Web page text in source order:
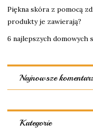
Piękna skóra z pomocą
produkty je zawierają?
6 najlepszych domowych
Najnowsze
Kategorie